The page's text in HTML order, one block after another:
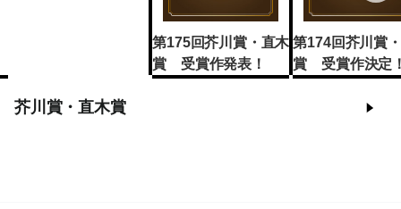
第175回芥川賞・直木
賞 受賞作発表！
第174回芥川賞
賞 受賞作決定
芥川賞・直木賞